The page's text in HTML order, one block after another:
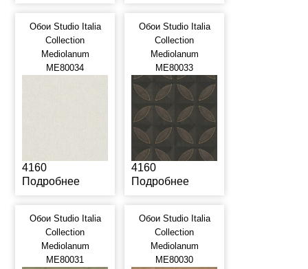
Обои Studio Italia
Collection
Mediolanum
ME80034
4160
Подробнее
Обои Studio Italia
Collection
Mediolanum
ME80033
4160
Подробнее
Обои Studio Italia
Collection
Mediolanum
ME80031
Обои Studio Italia
Collection
Mediolanum
ME80030